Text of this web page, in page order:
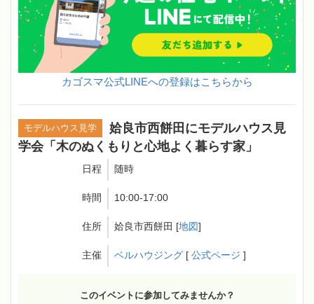
カゴスマ公式LINEへの登録はこちらから
姶良市西餅田にモデルハウス見
学会「木のぬくもりと心地よく暮らす家」
日程 随時
時間 10:00-17:00
住所 姶良市西餅田 [地図]
主催 ベルハウジング[ 公式ページ ]
モデルハウス見学
このイベントに参加してみませんか？